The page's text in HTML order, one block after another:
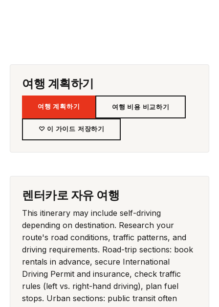
여행 계획하기
여행 계획하기 여행 비용 비교하기
♡ 이 가이드 저장하기
렌터카로 자유 여행
This itinerary may include self-driving
depending on destination. Research your
route's road conditions, traffic patterns, and
driving requirements. Road-trip sections: book
rentals in advance, secure International
Driving Permit and insurance, check traffic
rules (left vs. right-hand driving), plan fuel
stops. Urban sections: public transit often